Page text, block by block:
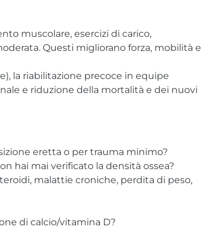
muscolare, esercizi di carico,
Questi migliorano forza, mobilità e
la riabilitazione precoce in equipe
e riduzione della mortalità e dei nuovi
eretta o per trauma minimo?
hai mai verificato la densità ossea?
malattie croniche, perdita di peso,
di calcio/vitamina D?